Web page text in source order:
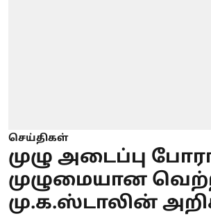
செய்திகள்
முழு அடைப்பு
முழுமையான
மு.க.ஸ்டாலின்